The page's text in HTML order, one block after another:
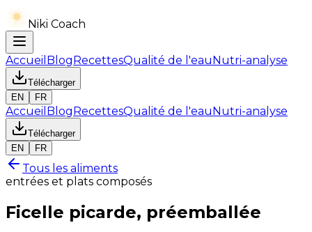
Niki Coach
Accueil BlogRecettesQualité de l'eauNutri-analyse
Télécharger
EN
FR
Accueil BlogRecettesQualité de l'eauNutri-analyse
Télécharger
EN
FR
Tous les aliments
entrées et plats composés
Ficelle picarde, préemballée